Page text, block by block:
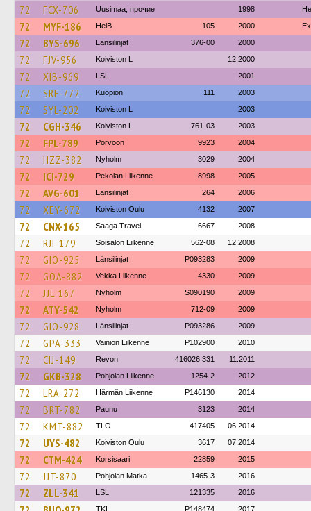
72 FCX-706 Uusimaa, прочие 1998
72 MYF-186 HelB 105 2000
72 BYS-696 Länsilinjat 376-00 2000
72 FJV-956 Koiviston L 12.2000
72 XIB-969 LSL 2001
72 SRF-772 Kuopion 111 2003
72 SYL-202 Koiviston L 2003
72 CGH-346 Koiviston L 761-03 2003
72 FPL-789 Porvoon 9923 2004
72 HZZ-382 Nyholm 3029 2004
72 ICI-729 Pekolan Liikenne 8998 2005
72 AVG-601 Länsilinjat 264 2006
72 XEY-672 Koiviston Oulu 4132 2007
72 CNX-165 Saaga Travel 6667 2008
72 RJI-179 Soisalon Liikenne 562-08 12.2008
72 GIO-925 Länsilinjat P093283 2009
72 GOA-882 Vekka Liikenne 4330 2009
72 JJL-167 Nyholm S090190 2009
72 ATY-542 Nyholm 712-09 2009
72 GIO-928 Länsilinjat P093286 2009
72 GPA-333 Vainion Liikenne P102900 2010
72 CIJ-149 Revon 416026 331 11.2011
72 GKB-328 Pohjolan Liikenne 1254-2 2012
72 LRA-272 Härmän Liikenne P146130 2014
72 BRT-782 Paunu 3123 2014
72 KMT-882 TLO 417405 06.2014
72 UYS-482 Koiviston Oulu 3617 07.2014
72 CTM-424 Korsisaari 22859 2015
72 JJT-870 Pohjolan Matka 1465-3 2016
72 ZLL-341 LSL 121335 2016
TKL P148474 2017